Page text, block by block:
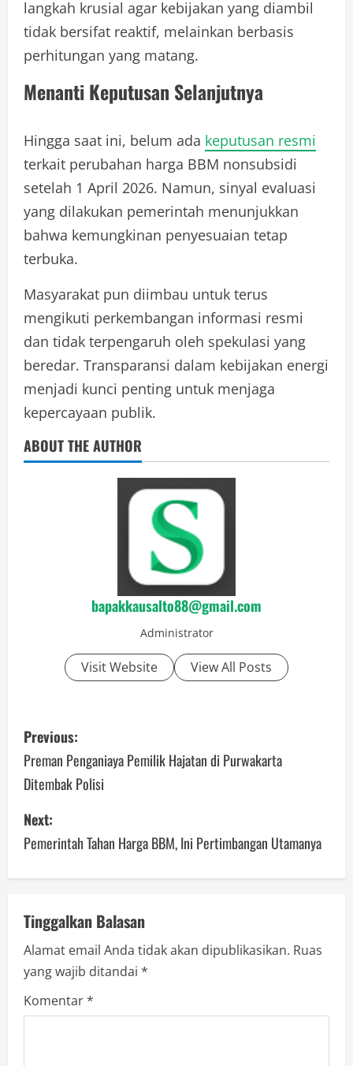
langkah krusial agar kebijakan yang diambil
tidak bersifat reaktif, melainkan berbasis
perhitungan yang matang.
Menanti Keputusan Selanjutnya
Hingga saat ini, belum ada keputusan resmi
terkait perubahan harga BBM nonsubsidi
setelah 1 April 2026. Namun, sinyal evaluasi
yang dilakukan pemerintah menunjukkan
bahwa kemungkinan penyesuaian tetap
terbuka.
Masyarakat pun diimbau untuk terus
mengikuti perkembangan informasi resmi
dan tidak terpengaruh oleh spekulasi yang
beredar. Transparansi dalam kebijakan energi
menjadi kunci penting untuk menjaga
kepercayaan publik.
ABOUT THE AUTHOR
bapakkausalto88@gmail.com
Administrator
Visit Website View All Posts
P
o
s
t
n
v
i
g
a
Previous:
Preman Penganiaya Pemilik Hajatan di Purwakarta
Ditembak Polisi
Next:
Pemerintah Tahan Harga BBM, Ini Pertimbangan Utamanya
Tinggalkan Balasan
Alamat email Anda tidak akan dipublikasikan. Ruas
yang wajib ditandai *
Komentar*